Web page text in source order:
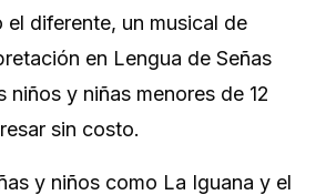
el diferente, un musical de
en Lengua de Señas
niños y niñas menores de 12
sin costo.
y niños como La Iguana y el